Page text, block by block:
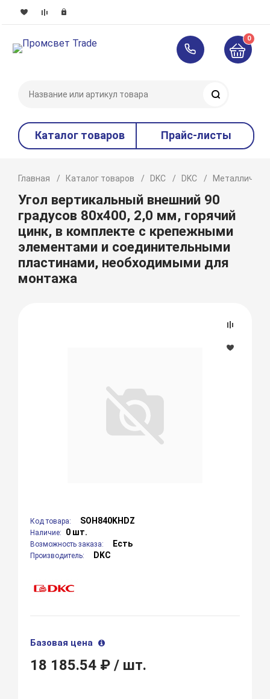
0
Каталог товаров Прайс-листы
Главная Каталог товаров DKC DKC
Угол вертикальный внешний 90
градусов 80х400, 2,0 мм, горячий
цинк, в комплекте с крепежными
элементами и соединительными
пластинами, необходимыми для
монтажа
Код товара: SOH840KHDZ
Наличие: 0 шт.
Возможность заказа: Есть
Производитель: DKC
Базовая цена
18 185.54 ₽/ шт.